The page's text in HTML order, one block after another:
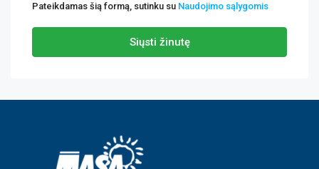
Pateikdamas šią formą, sutinku su Naudojimo sąlygomis
Siųsti žinutę